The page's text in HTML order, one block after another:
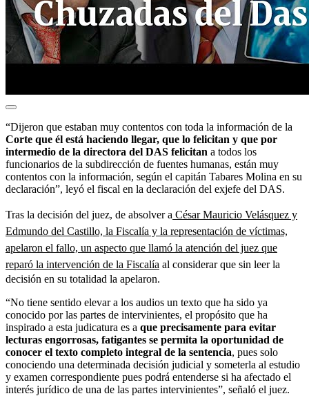
“Dijeron que estaban muy contentos con toda la información de la
Corte que él está haciendo llegar, que lo felicitan y que por
intermedio de la directora del DAS felicitan a todos los
funcionarios de la subdirección de fuentes humanas, están muy
contentos con la información, según el capitán Tabares Molina en su
declaración”, leyó el fiscal en la declaración del exjefe del DAS.
Tras la decisión del juez, de absolver a César Mauricio Velásquez y
Edmundo del Castillo, la Fiscalía y la representación de víctimas,
apelaron el fallo, un aspecto que llamó la atención del juez que
reparó la intervención de la Fiscalía al considerar que sin leer la
decisión en su totalidad la apelaron.
“No tiene sentido elevar a los audios un texto que ha sido ya
conocido por las partes de intervinientes, el propósito que ha
inspirado a esta judicatura es a que precisamente para evitar
lecturas engorrosas, fatigantes se permita la oportunidad de
conocer el texto completo integral de la sentencia, pues solo
conociendo una determinada decisión judicial y someterla al estudio
y examen correspondiente pues podrá entenderse si ha afectado el
interés jurídico de una de las partes intervinientes”, señaló el juez.